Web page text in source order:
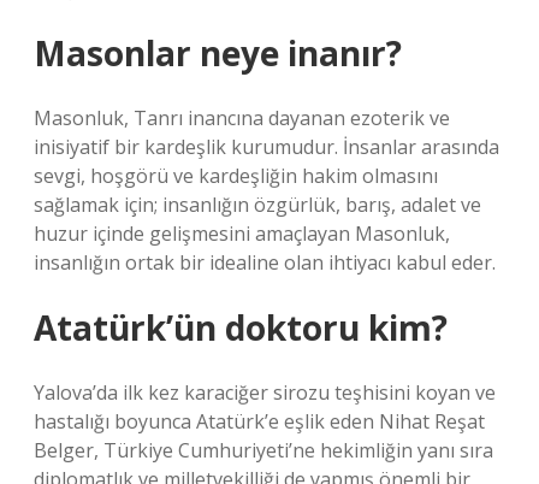
Masonlar neye inanır?
Masonluk, Tanrı inancına dayanan ezoterik ve
inisiyatif bir kardeşlik kurumudur. İnsanlar arasında
sevgi, hoşgörü ve kardeşliğin hakim olmasını
sağlamak için; insanlığın özgürlük, barış, adalet ve
huzur içinde gelişmesini amaçlayan Masonluk,
insanlığın ortak bir idealine olan ihtiyacı kabul eder.
Atatürk’ün doktoru kim?
Yalova’da ilk kez karaciğer sirozu teşhisini koyan ve
hastalığı boyunca Atatürk’e eşlik eden Nihat Reşat
Belger, Türkiye Cumhuriyeti’ne hekimliğin yanı sıra